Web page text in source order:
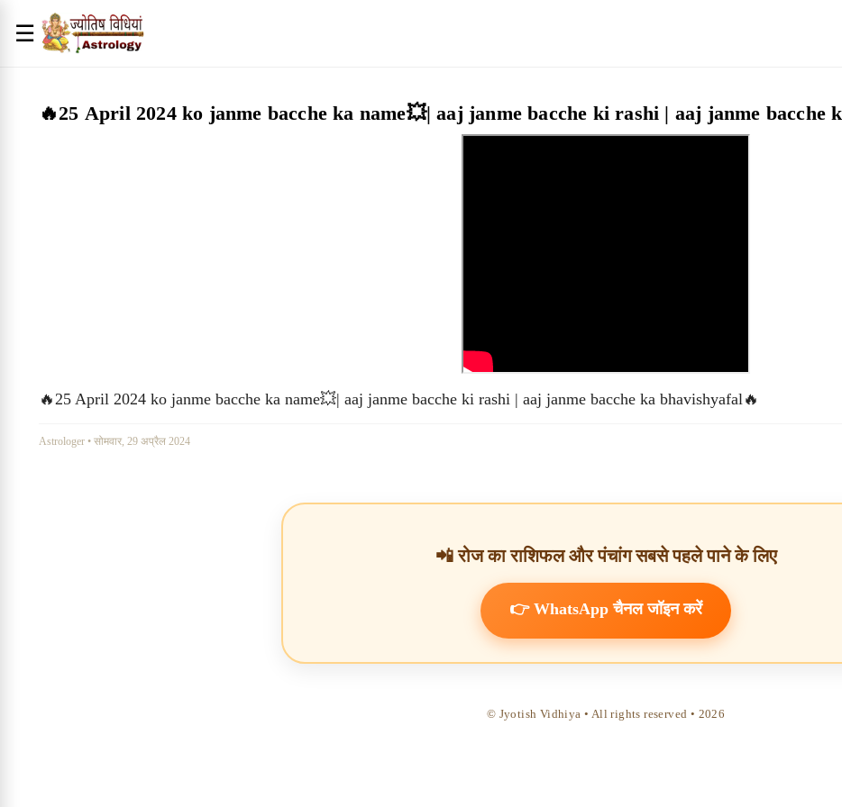
☰
🔥25 April 2024 ko janme bacche ka name💥| aaj janme bacche ki rashi | aaj janme bacche
🔥25 April 2024 ko janme bacche ka name💥| aaj janme bacche ki rashi | aaj janme bacche ka bhavishyafal🔥
Astrologer • सोमवार, 29 अप्रैल 2024
📲 रोज का राशिफल और पंचांग सबसे पहले पाने के लिए
👉 WhatsApp चैनल जॉइन करें
© Jyotish Vidhiya • All rights reserved • 2026